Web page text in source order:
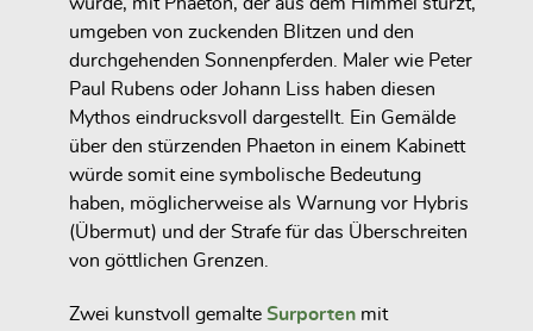
umgeben von zuckenden Blitzen und den
durchgehenden Sonnenpferden. Maler wie Peter
Paul Rubens oder Johann Liss haben diesen
Mythos eindrucksvoll dargestellt. Ein Gemälde
über den stürzenden Phaeton in einem Kabinett
würde somit eine symbolische Bedeutung
haben, möglicherweise als Warnung vor Hybris
(Übermut) und der Strafe für das Überschreiten
von göttlichen Grenzen.
Zwei kunstvoll gemalte Surporten mit